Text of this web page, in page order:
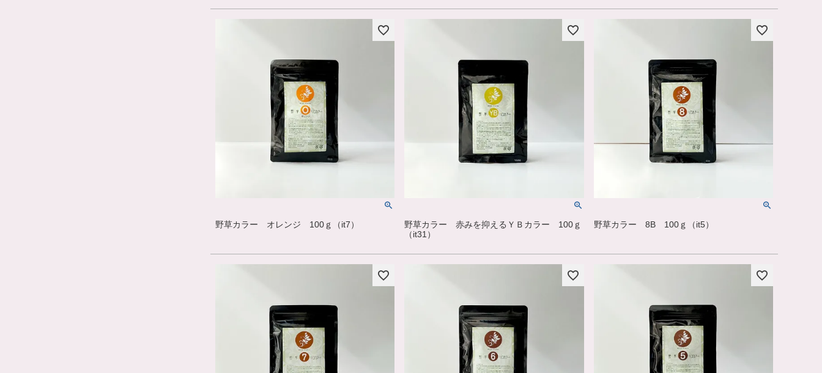
野草カラー オレンジ 100ｇ（it7）
野草カラー 赤みを抑えるＹＢカラー 100ｇ
（it31）
野草カラー 8B 100ｇ（it5）